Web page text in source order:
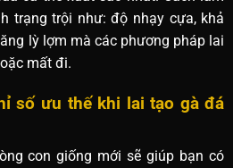
trạng trội như: độ nhạy cựa, khả
lỳ lợm mà các phương pháp lai
mất đi.
số ưu thế khi lai tạo gà đá
con giống mới sẽ giúp bạn có